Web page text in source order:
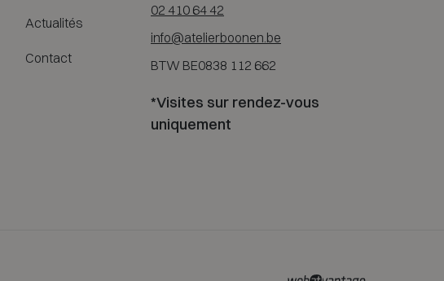
Actualités
Contact
02 410 64 42
info@atelierboonen.be
BTW BE0838 112 662
*Visites sur rendez-vous
uniquement